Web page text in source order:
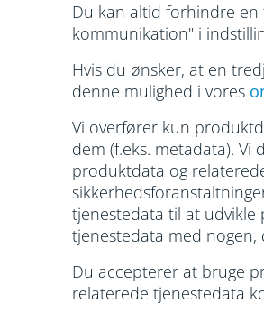
Du kan altid forhindre en
kommunikation" i
Hvis du ønsker, at en
denne mulighed i vores
Vi overfører kun
dem (f.eks. metadata).
produktdata og
tjenestedata til at
tjenestedata med
Du accepterer at bruge
relaterede tjenestedata